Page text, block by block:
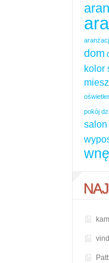
dom
kolor
pokój
salon
Patt